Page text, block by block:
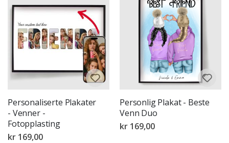
Personaliserte Plakater
- Venner -
Fotopplasting
kr 169,00
Personlig Plakat - Beste
Venn Duo
kr 169,00